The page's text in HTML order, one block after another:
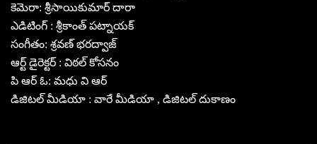
కెమెరా: శ్రీసాయికుమార్‌ దారా
ఎడిటింగ్ : శ్రీకాంత్ పట్నాయక్
సంగీతం: శ్రవణ్‌ భరద్వాజ్
ఆర్ట్ డైరెక్టర్ : విఠల్ కోసనం
పి ఆర్ ఓ: మధు వి ఆర్
డిజిటల్ మీడియా : వారే మీడియా , డిజిటల్ దుకాణం